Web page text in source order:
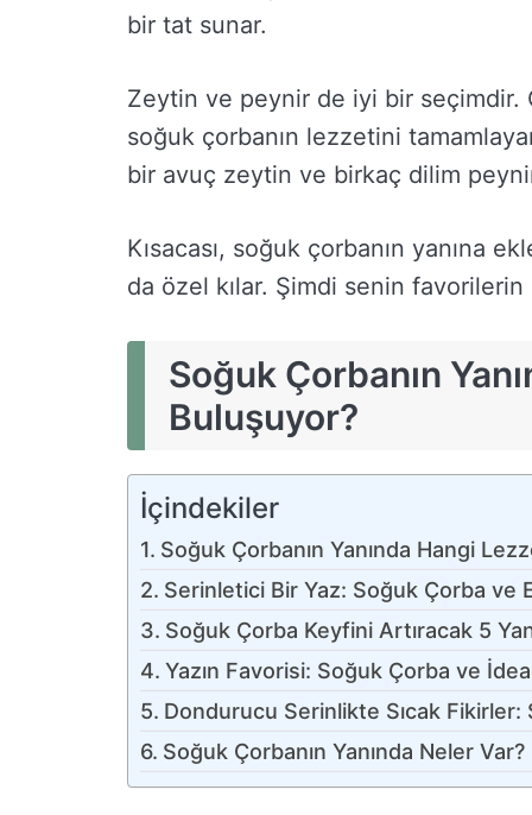
bir tat sunar.
Zeytin ve peynir de iyi bir
soğuk çorbanın lezzetini
bir avuç zeytin ve birkaç dilim
Kısacası, soğuk çorbanın yanına
da özel kılar. Şimdi senin favorilerin
Soğuk Çorbanın
Buluşuyor?
İçindekiler
Soğuk Çorbanın Yanında Hangi
Serinletici Bir Yaz: Soğuk Çorba ve
Soğuk Çorba Keyfini Artıracak 5
Yazın Favorisi: Soğuk Çorba ve
Dondurucu Serinlikte Sıcak Fikirler:
Soğuk Çorbanın Yanında Neler